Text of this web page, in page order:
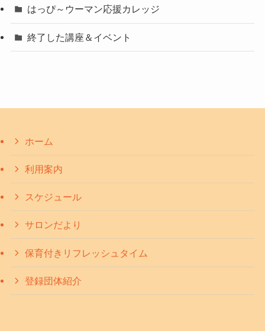
はっぴ～ウーマン応援カレッジ
終了した講座＆イベント
ホーム
利用案内
スケジュール
サロンだより
保育付きリフレッシュタイム
登録団体紹介